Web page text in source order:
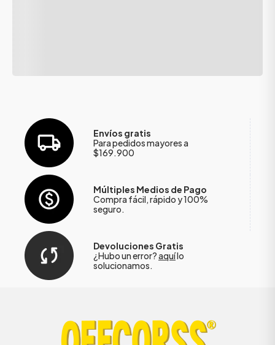
Envíos gratis
Para pedidos mayores a
$169.900
Múltiples Medios de Pago
Compra fácil, rápido y 100%
seguro.
Devoluciones Gratis
¿Hubo un error?aquílo
solucionamos.